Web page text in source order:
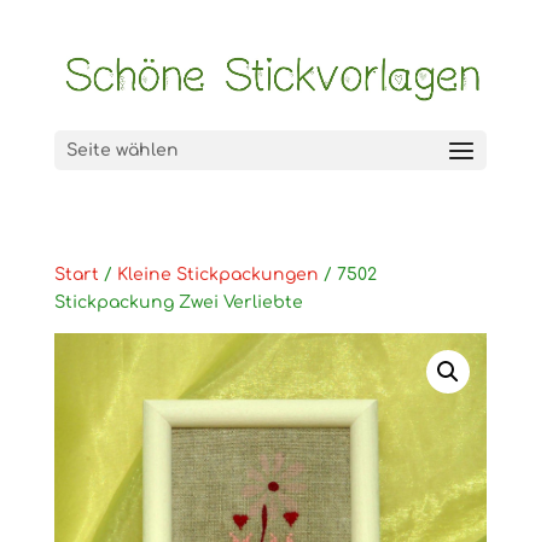
Seite wählen
Start / Kleine Stickpackungen / 7502
Stickpackung Zwei Verliebte